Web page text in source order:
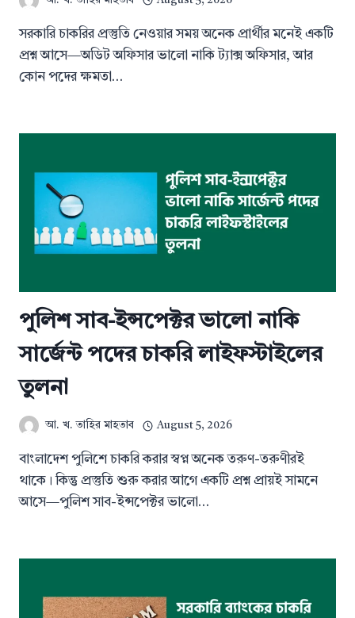
সরকারি চাকরির প্রস্তুতি নেওয়ার সময় অনেক প্রার্থীর মনেই একটি
প্রশ্ন আসে—অডিট অফিসার ভালো নাকি ট্যাক্স অফিসার, আর
কোন পদের ক্ষমতা…
পুলিশ সাব-ইন্সপেক্টর ভালো নাকি
সার্জেন্ট পদের চাকরি লাইফস্টাইলের
তুলনা
আ. খ. তাহির মাহতাব August 5, 2026
বাংলাদেশ পুলিশে চাকরি করার স্বপ্ন অনেক তরুণ-তরুণীরই
থাকে। কিন্তু প্রস্তুতি শুরু করার আগে একটি প্রশ্ন প্রায়ই সামনে
আসে—পুলিশ সাব-ইন্সপেক্টর ভালো…